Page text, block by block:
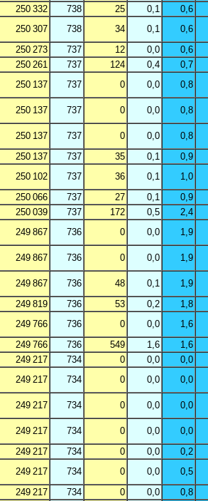
250 332 738 25 0,1
0,6
250 307 738 34 0,1
0,6
250 273 737 12 0,0
0,6
250 261 737 124 0,4
0,7
250 137 737 0 0,0 0,8
250 137 737 0 0,0 0,8
250 137 737 0 0,0
0,8
250 137 737 35 0,1
0,9
250 102 737 36 0,1
1,0
250 066 737 27 0,1
0,9
250 039 737 172 0,5
2,4
249 867 736 0 0,0 1,9
249 867 736 0 0,0 1,9
249 867 736 48 0,1
1,9
249 819 736 53 0,2
1,8
249 766 736 0 0,0
1,6
249 766 736 549 1,6
1,6
249 217 734 0 0,0
0,0
249 217 734 0 0,0 0,0
249 217 734 0 0,0 0,0
249 217 734 0 0,0
0,0
249 217 734 0 0,0
0,2
249 217 734 0 0,0
0,5
249 217 734 0 0,0
0,8